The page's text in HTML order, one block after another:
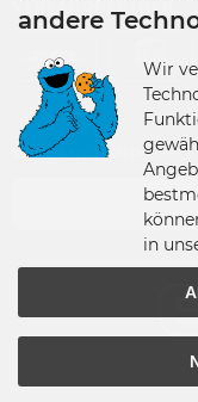
VERSANDLAND
andere
Wir
in